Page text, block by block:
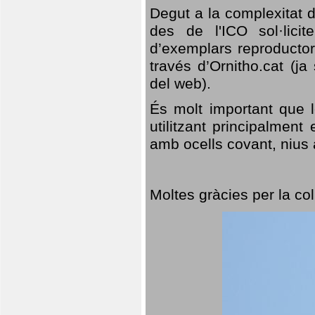
Degut a la complexitat
des de l'ICO
d’exemplars
través d’Ornitho.cat
del web).
És molt important que
utilitzant
amb ocells covant,
Moltes gràcies per la